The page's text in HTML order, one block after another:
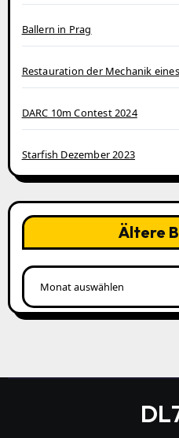
Ballern in Prag
Restauration der Mechanik eines
DARC 10m Contest 2024
Starfish Dezember 2023
Ältere
Ältere
Beiträge